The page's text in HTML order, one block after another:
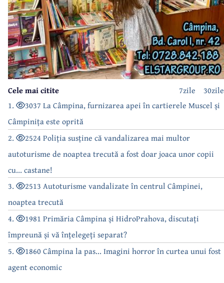
30zile
7zile
Cele mai citite
1.
3037 La Câmpina, furnizarea apei în cartierele Muscel și
Câmpinița este oprită
2.
2524 Poliția susține că vandalizarea mai multor
autoturisme de noaptea trecută a fost doar joaca unor copii
cu... castane!
3.
2513 Autoturisme vandalizate în centrul Câmpinei,
noaptea trecută
4.
1981 Primăria Câmpina și HidroPrahova, discutați
împreună și vă înțelegeți separat?
5.
1860 Câmpina la pas... Imagini horror în curtea unui fost
agent economic